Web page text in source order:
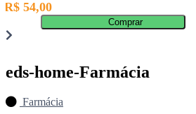
R$ 54,00
Comprar
eds-home-Farmácia
Farmácia